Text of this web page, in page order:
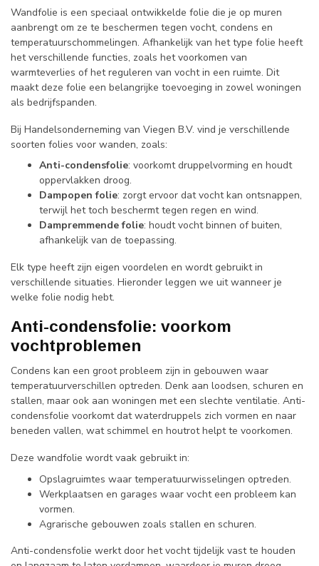
Wandfolie is een speciaal ontwikkelde folie die je op muren
aanbrengt om ze te beschermen tegen vocht, condens en
temperatuurschommelingen. Afhankelijk van het type folie heeft
het verschillende functies, zoals het voorkomen van
warmteverlies of het reguleren van vocht in een ruimte. Dit
maakt deze folie een belangrijke toevoeging in zowel woningen
als bedrijfspanden.
Bij Handelsonderneming van Viegen B.V. vind je verschillende
soorten folies voor wanden, zoals:
Anti-condensfolie: voorkomt druppelvorming en houdt
oppervlakken droog.
Dampopen folie: zorgt ervoor dat vocht kan ontsnappen,
terwijl het toch beschermt tegen regen en wind.
Dampremmende folie: houdt vocht binnen of buiten,
afhankelijk van de toepassing.
Elk type heeft zijn eigen voordelen en wordt gebruikt in
verschillende situaties. Hieronder leggen we uit wanneer je
welke folie nodig hebt.
Anti-condensfolie: voorkom
vochtproblemen
Condens kan een groot probleem zijn in gebouwen waar
temperatuurverschillen optreden. Denk aan loodsen, schuren en
stallen, maar ook aan woningen met een slechte ventilatie. Anti-
condensfolie voorkomt dat waterdruppels zich vormen en naar
beneden vallen, wat schimmel en houtrot helpt te voorkomen.
Deze wandfolie wordt vaak gebruikt in:
Opslagruimtes waar temperatuurwisselingen optreden.
Werkplaatsen en garages waar vocht een probleem kan
vormen.
Agrarische gebouwen zoals stallen en schuren.
Anti-condensfolie werkt door het vocht tijdelijk vast te houden